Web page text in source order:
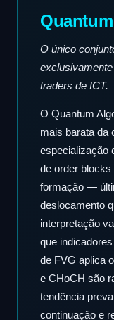
O único
traders de ICT.
O Quantum
mais barata da
especialização
de order
formação —
deslocamento
interpretação
que
de FVG aplica
e CHoCH são
tendência
continuação e